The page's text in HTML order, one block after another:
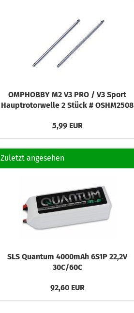
OMPHOBBY M2 V3 PRO / V3 Sport
Hauptrotorwelle 2 Stück # OSHM2508
5,99 EUR
Zuletzt angesehen
SLS Quantum 4000mAh 6S1P 22,2V
30C/60C
92,60 EUR